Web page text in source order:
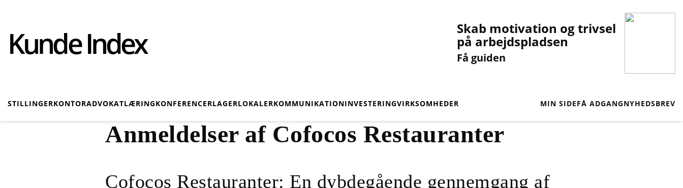
Kunde Index Skab motivation og trivsel
på arbejdspladsen
Få guiden
STILLINGERKONTORADVOKATLÆRINGKONFERENCERLAGERLOKALERKOMMUNIKATIONINVESTERINGVIRKSOMHEDER MIN SIDEFÅ ADGANGNYHEDSBREV
Anmeldelser af Cofocos Restauranter
Cofocos Restauranter: En dybdegående gennemgang af